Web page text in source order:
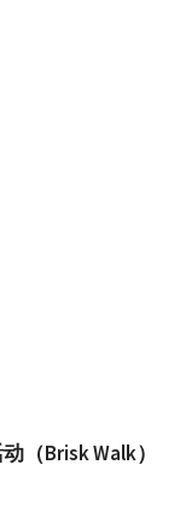
（Brisk Walk）